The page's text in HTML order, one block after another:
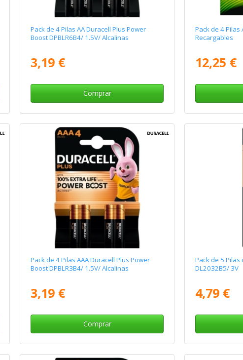
Pack de 4 Pilas AA Duracell Plus Power
Boost DPBLR6B4/ 1.5V/ Alcalinas
3,19 €
Comprar
Pack de 4 Pilas
Recargables
12,25 €
Pack de 4 Pilas AAA Duracell Plus Power
Boost DPBLR3B4/ 1.5V/ Alcalinas
3,19 €
Comprar
Pack de 5 Pilas
DL2032B5/ 3V
4,79 €